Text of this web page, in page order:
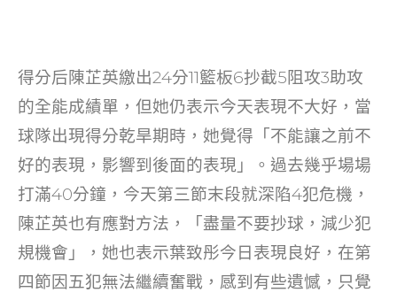
得分后陳芷英繳出24分11籃板6抄截5阻攻3助攻
的全能成績單，但她仍表示今天表現不大好，當
球隊出現得分乾旱期時，她覺得「不能讓之前不
好的表現，影響到後面的表現」。過去幾乎場場
打滿40分鐘，今天第三節末段就深陷4犯危機，
陳芷英也有應對方法，「盡量不要抄球，減少犯
規機會」，她也表示葉致彤今日表現良好，在第
四節因五犯無法繼續奮戰，感到有些遺憾，只覺